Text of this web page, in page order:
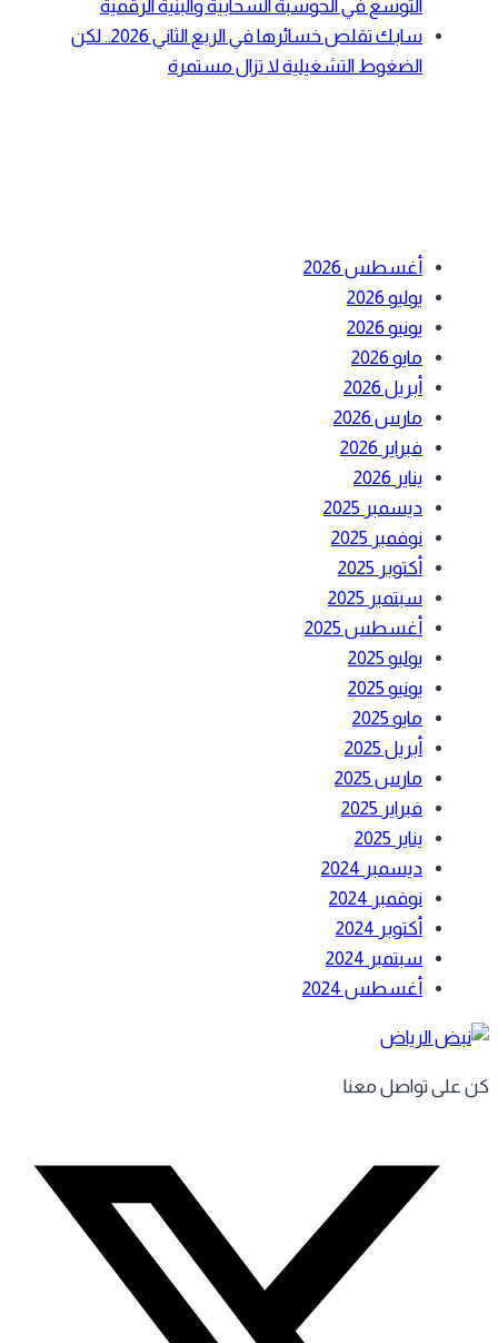
التوسع في الحوسبة السحابية والبنية الرقمية
سابك تقلص خسائرها في الربع الثاني 2026.. لكن
الضغوط التشغيلية لا تزال مستمرة
أغسطس 2026
يوليو 2026
يونيو 2026
مايو 2026
أبريل 2026
مارس 2026
فبراير 2026
يناير 2026
ديسمبر 2025
نوفمبر 2025
أكتوبر 2025
سبتمبر 2025
أغسطس 2025
يوليو 2025
يونيو 2025
مايو 2025
أبريل 2025
مارس 2025
فبراير 2025
يناير 2025
ديسمبر 2024
نوفمبر 2024
أكتوبر 2024
سبتمبر 2024
أغسطس 2024
على تواصل معنا